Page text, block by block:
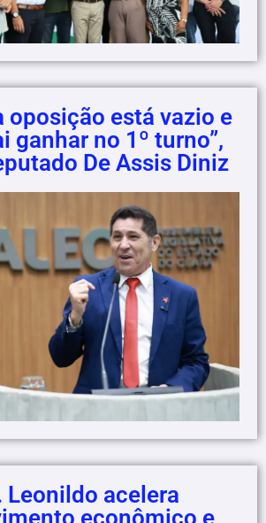
oposição está vazio e
ganhar no 1º turno”,
De Assis Diniz
Leonildo acelera
econômico e